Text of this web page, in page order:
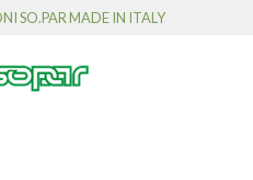
SO.PAR MADE IN ITALY